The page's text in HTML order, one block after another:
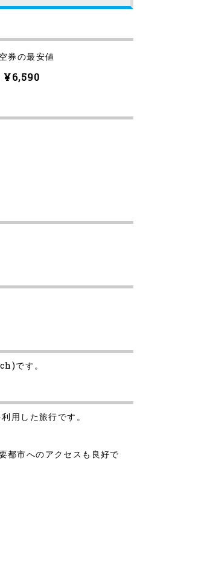
券の最安値
¥6,590
です。
用した旅行です。
都市へのアクセスも良好で